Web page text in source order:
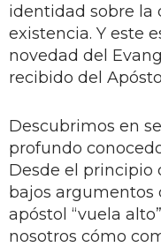
identidad sobre la
existencia. Y este
novedad del
recibido del
Descubrimos en
profundo
Desde el principio
bajos argumentos
apóstol “vuela
nosotros cómo